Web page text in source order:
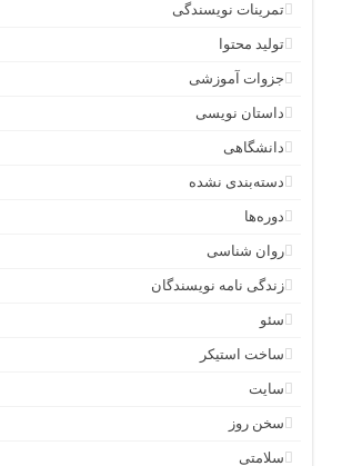
تمرینات نویسندگی
تولید محتوا
جزوات آموزشی
داستان نویسی
دانشگاهی
دسته‌بندی نشده
دوره‌ها
روان شناسی
زندگی نامه نویسندگان
سئو
ساخت استیکر
سایت
سخن روز
سلامتی